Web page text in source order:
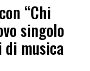
“Chi
singolo
musica